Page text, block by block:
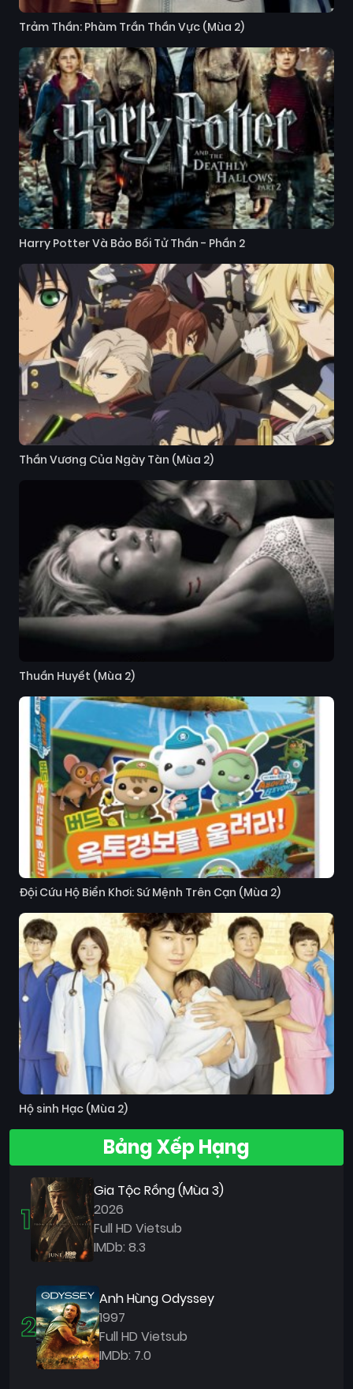
Trảm Thần: Phàm Trần Thần Vực (Mùa 2)
Harry Potter Và Bảo Bối Tử Thần - Phần 2
Thần Vương Của Ngày Tàn (Mùa 2)
Thuần Huyết (Mùa 2)
Đội Cứu Hộ Biển Khơi: Sứ Mệnh Trên Cạn (Mùa 2)
Hộ sinh Hạc (Mùa 2)
Bảng Xếp Hạng
1
Gia Tộc Rồng (Mùa 3)
2026
Full HD Vietsub
IMDb: 8.3
2
Anh Hùng Odyssey
1997
Full HD Vietsub
IMDb: 7.0